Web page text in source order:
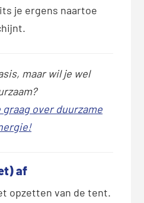
je ergens naartoe
maar wil je wel
over duurzame
af
opzetten van de tent.